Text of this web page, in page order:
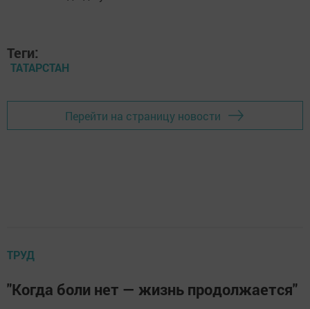
Теги:
ТАТАРСТАН
Перейти на страницу новости
ТРУД
"Когда боли нет — жизнь продолжается"